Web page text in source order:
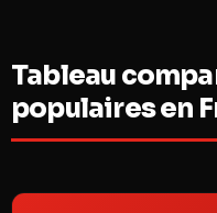
Tableau
populaires en